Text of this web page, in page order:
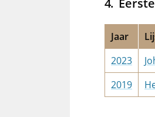
Jaar
2023
2019